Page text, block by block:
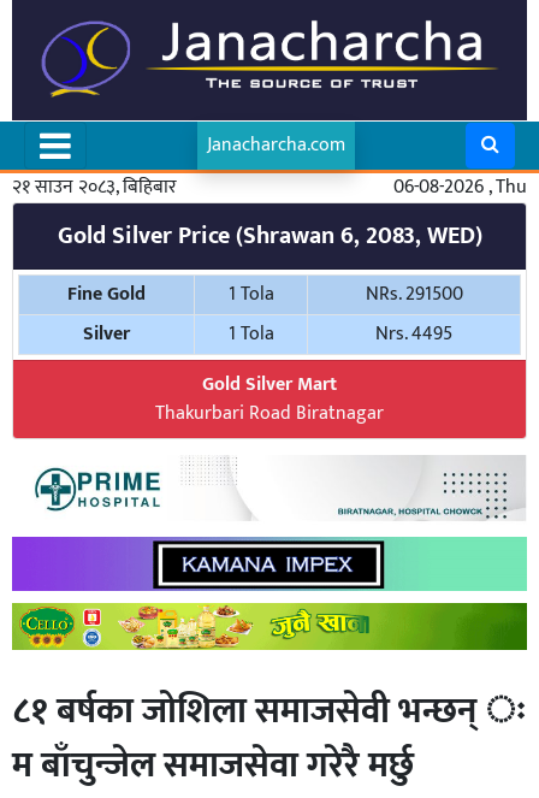
Janacharcha.com
२१ साउन २०८३, बिहिबार
06-08-2026 , Thu
Gold Silver Price (Shrawan 6, 2083, WED)
Fine Gold 1 Tola
NRs. 291500
Silver
1 Tola
Nrs. 4495
Gold Silver Mart
Thakurbari Road Biratnagar
८१ बर्षका जोशिला समाजसेवी भन्छन् ः
म बाँचुन्जेल समाजसेवा गरेरै मर्छु